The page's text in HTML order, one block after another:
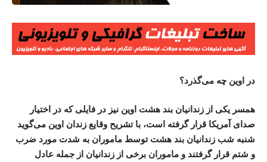
در اوین چه می‌گذرد؟
همسر یکی از زندانیان بند هشت اوین نیز در فایلی که در اختیار
صدای آمریکا قرار گرفته است، با تشریح وقایع زندان اوین می‌گوید
شنبه شب زندانیان بند هشت توسط ماموران به شدت مورد ضرب
و شتم قرار گرفتند و ماموران برخی از زندانیان از جمله عادل